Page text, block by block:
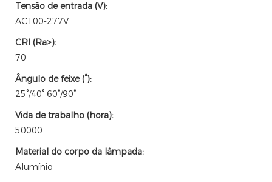
Tensão de entrada (V):
AC100-277V
CRI (Ra>):
70
Ângulo de feixe (°):
25°/40° 60°/90°
Vida de trabalho (hora):
50000
Material do corpo da lâmpada:
Alumínio